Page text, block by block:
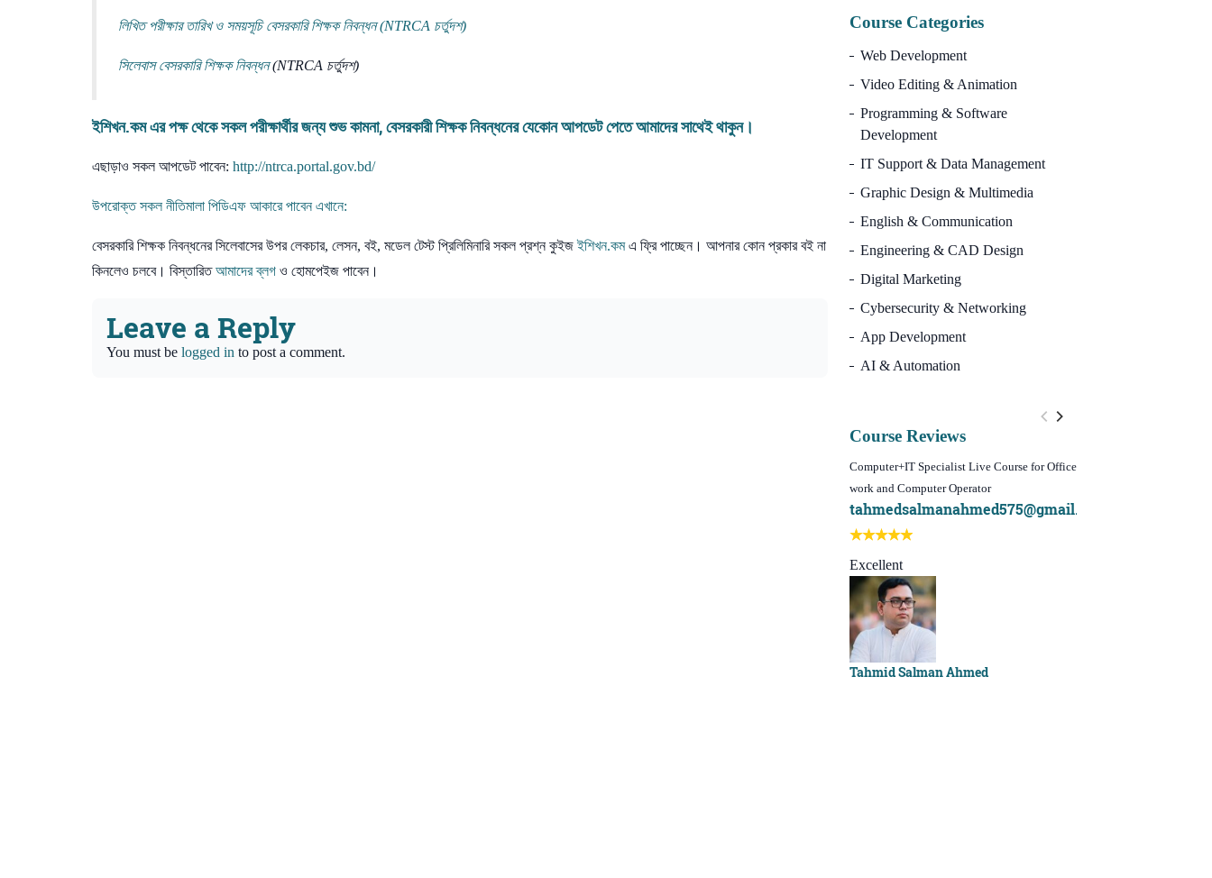
লিখিত পরীক্ষার তারিখ ও সময়সূচি বেসরকারিশিক্ষক নিবন্ধন(NTRCA চর্তুদশ)
সিলেবাস বেসরকারিশিক্ষক নিবন্ধন(NTRCA চর্তুদশ)
ইশিখন.কমএর পক্ষ থেকে সকল পরীক্ষার্থীর জন্য শুভ কামনা, বেসরকারী শিক্ষক নিবন্ধনের যেকোন আপডেট পেতে আমাদের সাথেই থাকুন।
এছাড়াও সকল আপডেট পাবেন: http://ntrca.portal.gov.bd/
উপরোক্ত সকল নীতিমালা পিডিএফ আকারে পাবেন এখানে:
বেসরকারি শিক্ষক নিবন্ধনের সিলেবাসের উপর লেকচার, লেসন, বই, মডেল টেস্ট প্রিলিমিনারি সকল প্রশ্ন কুইজইশিখন.কমএ ফ্রি পাচ্ছেন। আপনার কোন প্রকার বই না
কিনলেও চলবে। বিস্তারিতআমাদের ব্লগ ও হোমপেইজ পাবেন।
Leave a Reply
You must be logged in to post a comment.
Course Categories
Web Development
Video Editing & Animation
Programming & Software
Development
IT Support & Data Management
Graphic Design & Multimedia
English & Communication
Engineering & CAD Design
Digital Marketing
Cybersecurity & Networking
App Development
AI & Automation
Course Reviews
Computer+IT Specialist Live Course for Office
work and Computer Operator
tahmedsalmanahmed575@gmail.com
Excellent
Tahmid Salman Ahmed